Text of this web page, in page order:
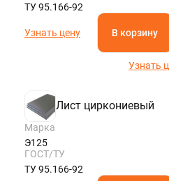
ТУ 95.166-92
Узнать цену В корзину
Узнать
Лист циркониевый
Марка
Э125
ГОСТ/ТУ
ТУ 95.166-92